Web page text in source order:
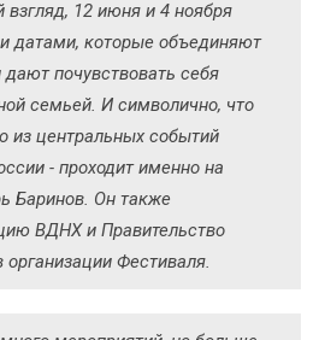
12 июня и 4 ноября
датами, которые объединяют
почувствовать себя
семьей. И символично, что
из центральных событий
- проходит именно на
Баринов. Он также
ВДНХ и Правительство
Фестиваля.